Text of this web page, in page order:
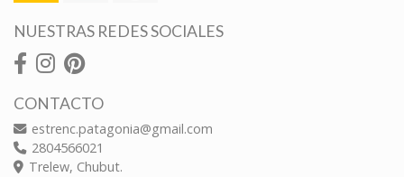
NUESTRAS REDES SOCIALES
CONTACTO
estrenc.patagonia@gmail.com
2804566021
Trelew, Chubut.